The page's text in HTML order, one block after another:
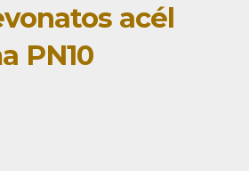
acél
PN10